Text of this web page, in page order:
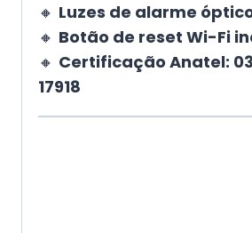
🔸 Luzes de alarme
🔸 Botão de reset Wi-Fi
🔸 Certificação Anatel:
17918